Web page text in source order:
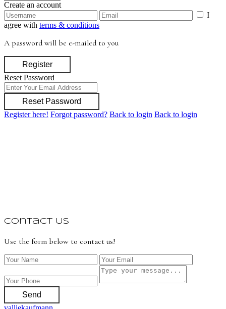
Create an account
I
agree with terms & conditions
A password will be e-mailed to you
Register
Reset Password
Reset Password
Register here! Forgot password? Back to login Back to login
Contact Us
Use the form below to contact us!
Send